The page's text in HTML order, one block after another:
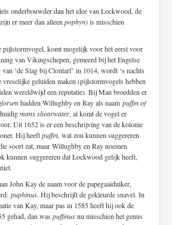
onderbouwder dan het idee van Lockwood, de
er meer dan alleen pophyn)is misschien
pijlstormvogel, komt mogelijk voor het eerst voor
van Vikingschepen, gemeerd bij het Engelse
‘de Slag bij Clontarf’ in 1014, wordt ‘s nachts
vreselijke geluiden maken (pijlstormvogels hebben
wereldwijd een reputatie). Bij Man broedden er
hadden Willughby en Ray als naam puffin of
manx shearwater, al komt de vogel er
Uit 1652 is er een beschrijving van de kolonie
Hij heeftpuffin, wat zou kunnen suggereren
soort zat, maar Willughby en Ray noemen
kunnen suggereren dat Lockwood gelijk heeft,
John Kay de naam voor de papegaaiduiker,
puphinus. Hij beschrijft de gekleurde snavel. In
van Kay, maar pas in 1585 heeft hij ook de
gehad, dan was puffinusnu misschien het genus